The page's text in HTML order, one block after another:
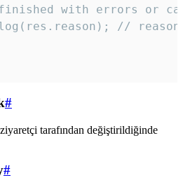
with errors or
//
#
tarafından değiştirildiğinde
#